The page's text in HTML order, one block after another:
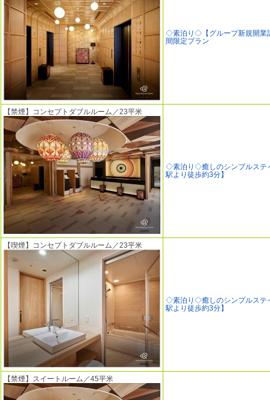
◇素泊り◇【グループ新規開業
間限定プラン
【禁煙】コンセプトダブルルーム／23平米
◇素泊り◇癒しのシンプルステ
駅より徒歩約3分】
【喫煙】コンセプトダブルルーム／23平米
◇素泊り◇癒しのシンプルステ
駅より徒歩約3分】
【禁煙】スイートルーム／45平米